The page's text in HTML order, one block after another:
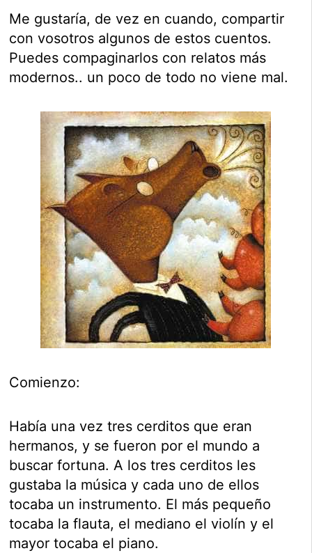
Me gustaría, de vez en cuando, compartir
con vosotros algunos de estos cuentos.
Puedes compaginarlos con relatos más
modernos.. un poco de todo no viene mal.
Comienzo:
Había una vez tres cerditos que eran
hermanos, y se fueron por el mundo a
buscar fortuna. A los tres cerditos les
gustaba la música y cada uno de ellos
tocaba un instrumento. El más pequeño
tocaba la flauta, el mediano el violín y el
mayor tocaba el piano.